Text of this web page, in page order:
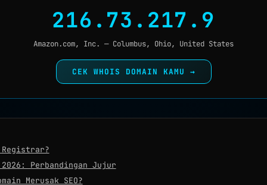
216.73.217.9
Amazon.com, Inc. — Columbus, Ohio, United States
CEK WHOIS DOMAIN KAMU →
Perbandingan Jujur
Merusak SEO?